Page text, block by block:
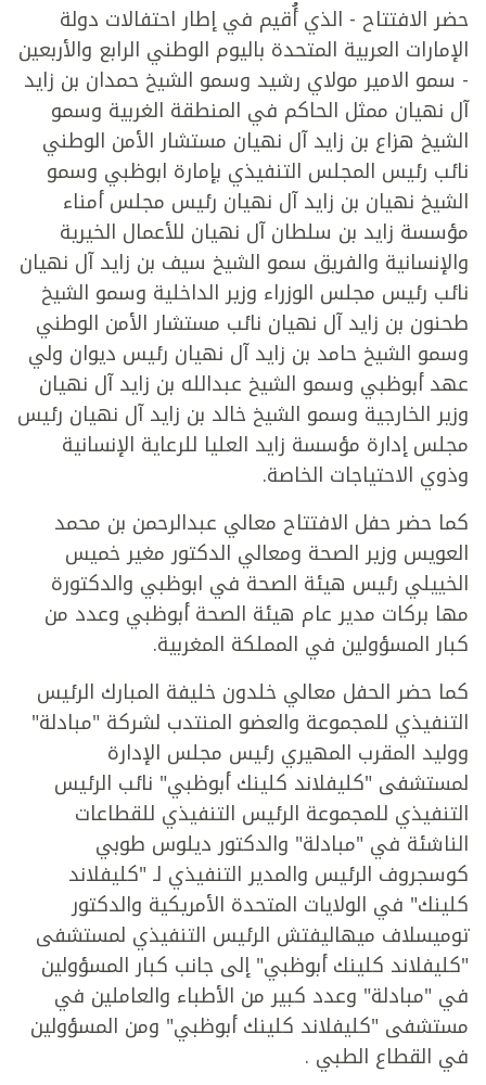
حضر الافتتاح - الذي أُقيم في إطار احتفالات دولة
الإمارات العربية المتحدة باليوم الوطني الرابع والأربعين
- سمو الامير مولاي رشيد وسمو الشيخ حمدان بن زايد
آل نهيان ممثل الحاكم في المنطقة الغربية وسمو
الشيخ هزاع بن زايد آل نهيان مستشار الأمن الوطني
نائب رئيس المجلس التنفيذي بإمارة ابوظبي وسمو
الشيخ نهيان بن زايد آل نهيان رئيس مجلس أمناء
مؤسسة زايد بن سلطان آل نهيان للأعمال الخيرية
والإنسانية والفريق سمو الشيخ سيف بن زايد آل نهيان
نائب رئيس مجلس الوزراء وزير الداخلية وسمو الشيخ
طحنون بن زايد آل نهيان نائب مستشار الأمن الوطني
وسمو الشيخ حامد بن زايد آل نهيان رئيس ديوان ولي
عهد أبوظبي وسمو الشيخ عبدالله بن زايد آل نهيان
وزير الخارجية وسمو الشيخ خالد بن زايد آل نهيان رئيس
مجلس إدارة مؤسسة زايد العليا للرعاية الإنسانية
وذوي الاحتياجات الخاصة.
كما حضر حفل الافتتاح معالي عبدالرحمن بن محمد
العويس وزير الصحة ومعالي الدكتور مغير خميس
الخييلي رئيس هيئة الصحة في ابوظبي والدكتورة
مها بركات مدير عام هيئة الصحة أبوظبي وعدد من
كبار المسؤولين في المملكة المغربية.
كما حضر الحفل معالي خلدون خليفة المبارك الرئيس
التنفيذي للمجموعة والعضو المنتدب لشركة "مبادلة"
ووليد المقرب المهيري رئيس مجلس الإدارة
لمستشفى "كليفلاند كلينك أبوظبي" نائب الرئيس
التنفيذي للمجموعة الرئيس التنفيذي للقطاعات
الناشئة في "مبادلة" والدكتور ديلوس طوبي
كوسجروف الرئيس والمدير التنفيذي لـ "كليفلاند
كلينك" في الولايات المتحدة الأمريكية والدكتور
توميسلاف ميهاليفتش الرئيس التنفيذي لمستشفى
"كليفلاند كلينك أبوظبي" إلى جانب كبار المسؤولين
في "مبادلة" وعدد كبير من الأطباء والعاملين في
مستشفى "كليفلاند كلينك أبوظبي" ومن المسؤولين
في القطاع الطبي .